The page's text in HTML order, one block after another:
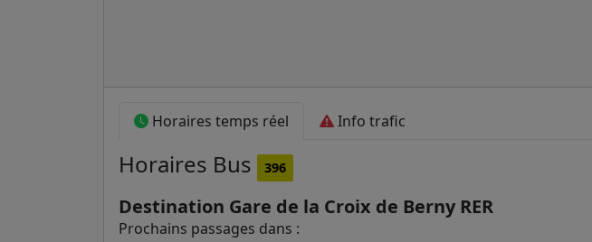
Horaires temps réel Info trafic
Horaires Bus 396
Destination Gare de la Croix de Berny RER
Prochains passages dans :